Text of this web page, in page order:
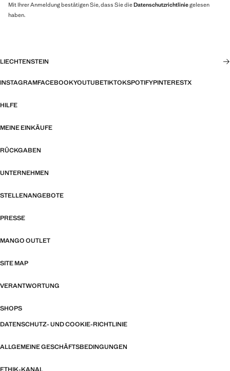
Mit Ihrer Anmeldung bestätigen Sie, dass Sie dieDatenschutzrichtliniegelesen
haben.
LIECHTENSTEIN
INSTAGRAMFACEBOOKYOUTUBETIKTOKSPOTIFYPINTERESTX
HILFE
MEINE EINKÄUFE
RÜCKGABEN
UNTERNEHMEN
STELLENANGEBOTE
PRESSE
MANGO OUTLET
SITE MAP
VERANTWORTUNG
SHOPS
DATENSCHUTZ- UND COOKIE-RICHTLINIE
ALLGEMEINE GESCHÄFTSBEDINGUNGEN